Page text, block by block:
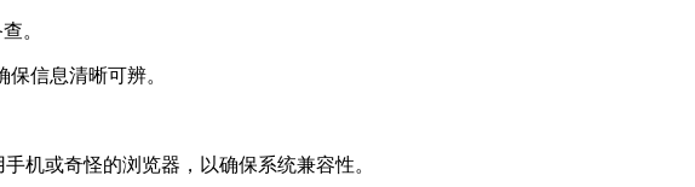
。
信息清晰可辨。
或奇怪的浏览器，以确保系统兼容性。